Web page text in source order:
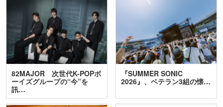
82MAJOR 次世代K-POPボ
ーイズグループの“今”を
訊…
『SUMMER SONIC
2026』、ベテラン3組の懐…